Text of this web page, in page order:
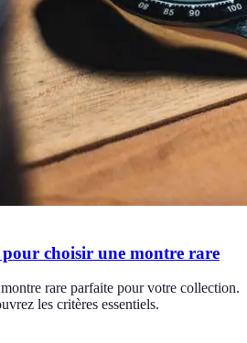
pour choisir une montre rare
rare parfaite pour votre collection.
les critères essentiels.